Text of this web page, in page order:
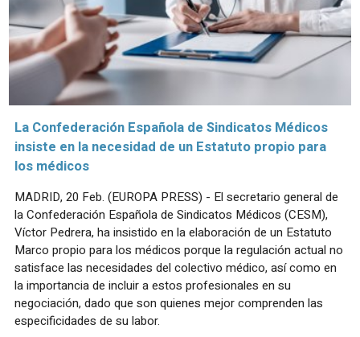
La Confederación Española de Sindicatos Médicos
insiste en la necesidad de un Estatuto propio para
los médicos
MADRID, 20 Feb. (EUROPA PRESS) - El secretario general de
la Confederación Española de Sindicatos Médicos (CESM),
Víctor Pedrera, ha insistido en la elaboración de un Estatuto
Marco propio para los médicos porque la regulación actual no
satisface las necesidades del colectivo médico, así como en
la importancia de incluir a estos profesionales en su
negociación, dado que son quienes mejor comprenden las
especificidades de su labor.